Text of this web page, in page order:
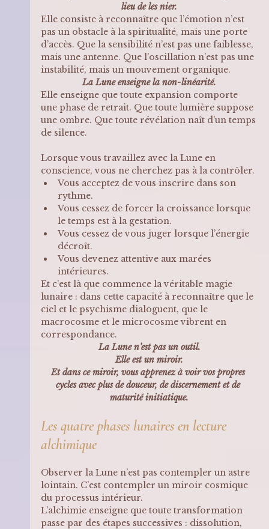
lieu de les nier.
Elle consiste à reconnaître que l’émotion n’est
pas un obstacle à la spiritualité, mais une porte
d’accès. Que la sensibilité n’est pas une faiblesse,
mais une antenne. Que l’oscillation n’est pas une
instabilité, mais un mouvement organique.
La Lune enseigne la non-linéarité.
Elle enseigne que toute expansion comporte
une phase de retrait. Que toute lumière suppose
une ombre. Que toute révélation naît d’un temps
de silence.
Lorsque vous travaillez avec la Lune en
conscience, vous ne cherchez pas à la contrôler.
Vous acceptez de vous inscrire dans son
rythme.
Vous cessez de forcer la croissance lorsque
le temps est à la gestation.
Vous cessez de vous juger lorsque l’énergie
décroît.
Vous devenez attentive aux marées
intérieures.
Et c’est là que commence la véritable magie
lunaire : dans cette capacité à reconnaître que le
ciel et le psychisme dialoguent, que le
macrocosme et le microcosme vibrent en
correspondance.
La Lune n’est pas un outil.
Elle est un miroir.
Et dans ce miroir, vous apprenez à voir vos propres
cycles avec plus de douceur, de discernement et de
maturité initiatique.
Les quatre phases lunaires en lecture
alchimique
Observer la Lune n’est pas contempler un astre
lointain. C’est contempler un miroir cosmique
du processus intérieur.
L’alchimie enseigne que toute transformation
passe par des étapes successives : dissolution,